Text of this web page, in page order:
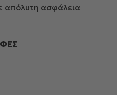
απόλυτη ασφάλεια